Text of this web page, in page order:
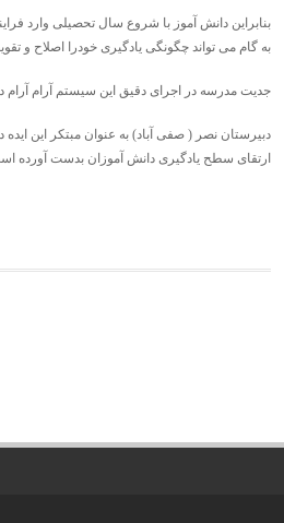
بنابراین دانش آموز با شروع سال تحصیلی وارد
به گام می تواند چگونگی یادگیری خودرا اصلاح و
جدیت مدرسه در اجرای دقیق این سیستم آرام آرام
دبیرستان نصر ( صفی آباد) به عنوان مبتکر این
ارتقای سطح یادگیری دانش آموزان بدست آورده